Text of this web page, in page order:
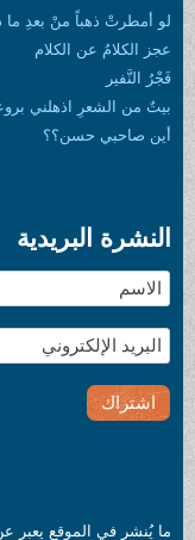
لو أمطرتْ ذهباً منْ بعدِ ما ذهبا
عجز الكلامُ عن الكلام
فَجْرُ النَّفير
بيتٌ من الشعرِ اذهلني بروعتهِ
أين صاحبي حسن؟؟
النشرة البريدية
ما يُنشر في الموقع يعبر عن